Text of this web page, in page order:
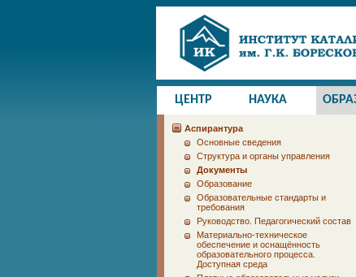
ЦЕНТР НАУКА
Аспирантура
Основные сведения
Структура и органы управления
Документы
Образование
Образовательные стандарты и
требования
Руководство. Педагогический состав
Материально-техническое
обеспечение и оснащённость
образовательного процесса.
Доступная среда